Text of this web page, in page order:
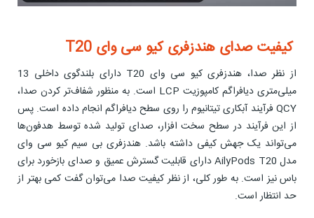
کیفیت صدای هندزفری کیو سی وای T20
از نظر صدا، هندزفری کیو سی وای T20 دارای بلندگوی داخلی 13
میلی‌متری دیافراگم کامپوزیت LCP است. به منظور شفاف‌تر کردن صدا،
QCY فرآیند آبکاری تیتانیوم را روی سطح دیافراگم انجام داده است. پس
از این فرآیند در سطح سخت افزار، صدای تولید شده توسط هدفون‌ها
می‌تواند یک جهش کیفی داشته باشد. هندزفری بی سیم کیو سی وای
مدل AilyPods T20 دارای قابلیت گسترش عمیق و صدای بازخورد برای
باس نیز است. به طور کلی، از نظر کیفیت صدا می‌توان گفت کمی بهتر از
حد انتظار است.